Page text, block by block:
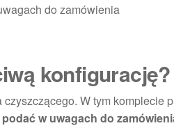
do zamówienia
konfigurację?
W tym komplecie
w uwagach do